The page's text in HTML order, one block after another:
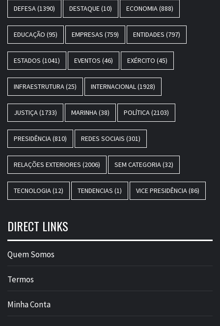
DEFESA(1390) DESTAQUE(10) ECONOMIA(888)
EDUCAÇÃO (95) EMPRESAS (759) ENTIDADES (797)
ESTADOS (1041) EVENTOS (46) EXÉRCITO (45)
INFRAESTRUTURA(25) INTERNACIONAL(1928)
JUSTIÇA(1733) MARINHA(38) POLÍTICA(2103)
PRESIDÊNCIA(810) REDES SOCIAIS (301)
RELAÇÕES EXTERIORES (2006) SEM CATEGORIA(32)
TECNOLOGIA(12) TENDENCIAS (1) VICE PRESIDÊNCIA(86)
DIRECT LINKS
Quem Somos
Termos
Minha Conta